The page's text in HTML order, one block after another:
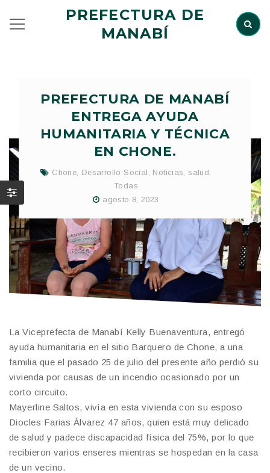
PREFECTURA DE
MANABÍ
PREFECTURA DE MANABÍ
ENTREGA AYUDA
HUMANITARIA Y TÉCNICA
EN CHONE.
Chone, Desarrollo Social , Noticias, salud,
Todas
agosto 8, 2023
La Viceprefecta de Manabí Kelly Buenaventura, entregó
ayuda humanitaria en el sitio Barquero de Chone, a una
familia que el pasado 25 de julio del presente año perdió su
vivienda por causas de un incendio ocasionado por un
corto circuito.
Mayerline Saltos, vivía en esta vivienda con su esposo
Diocles Farias Álvarez 47 años, quien está muy delicado
de salud y padece discapacidad física del 75%, por lo que
recibieron varios enseres mientras se hospedan en la casa
de un vecino.